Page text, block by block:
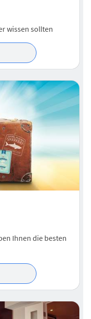
wissen sollten
Ihnen die besten